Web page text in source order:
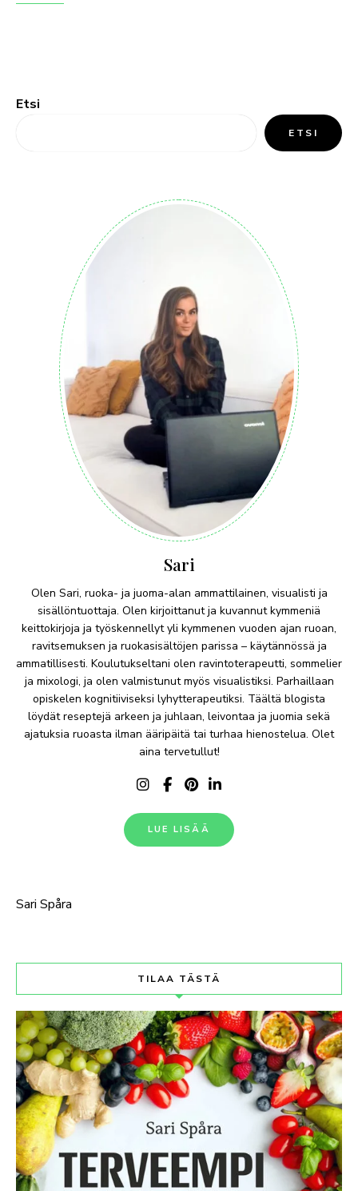
Etsi
ETSI
Sari
Olen Sari, ruoka- ja juoma-alan ammattilainen, visualisti ja
sisällöntuottaja. Olen kirjoittanut ja kuvannut kymmeniä
keittokirjoja ja työskennellyt yli kymmenen vuoden ajan ruoan,
ravitsemuksen ja ruokasisältöjen parissa – käytännössä ja
ammatillisesti. Koulutukseltani olen ravintoterapeutti, sommelier
ja mixologi, ja olen valmistunut myös visualistiksi. Parhaillaan
opiskelen kognitiiviseksi lyhytterapeutiksi. Täältä blogista
löydät reseptejä arkeen ja juhlaan, leivontaa ja juomia sekä
ajatuksia ruoasta ilman ääripäitä tai turhaa hienostelua. Olet
aina tervetullut!
LUE LISÄÄ
Sari Spåra
TILAA TÄSTÄ